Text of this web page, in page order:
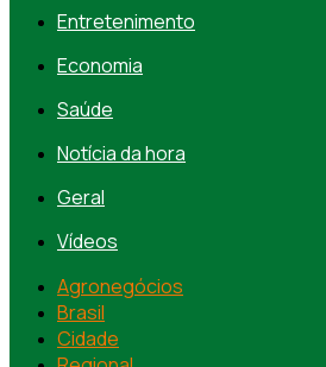
Entretenimento
Economia
Saúde
Notícia da hora
Geral
Vídeos
Agronegócios
Brasil
Cidade